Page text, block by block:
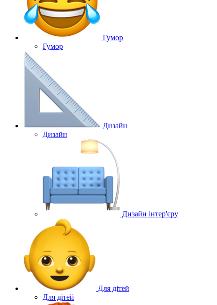
Гумор
Гумор
Дизайн
Дизайн
Дизайн інтер'єру
Для дітей
Для дітей